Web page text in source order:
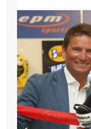
Markus
Heinz
LAwinen